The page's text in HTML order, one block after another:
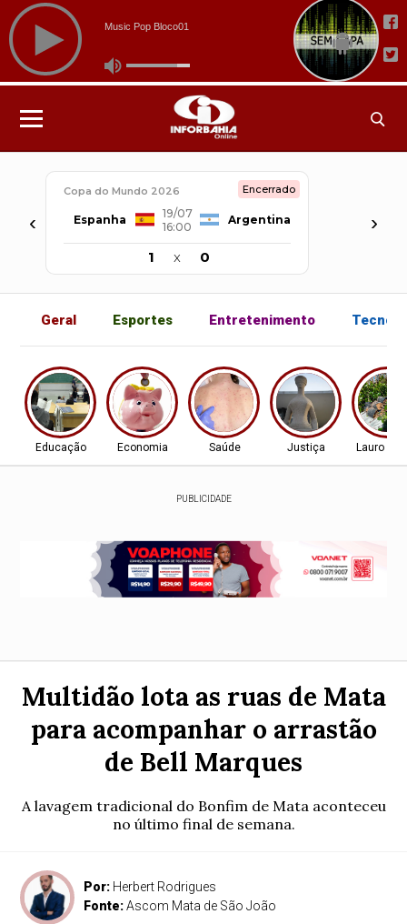
‹
Copa do Mundo 2026 Encerrado
Espanha
19/07
16:00
Argentina
1 x 0
›
Geral Esportes Entretenimento
Educação Economia Saúde Justiça Lauro de
PUBLICIDADE
Multidão lota as ruas de Mata
para acompanhar o arrastão
de Bell Marques
A lavagem tradicional do Bonfim de Mata aconteceu
no último final de semana.
Por: Herbert Rodrigues
Fonte:Ascom Mata de São João